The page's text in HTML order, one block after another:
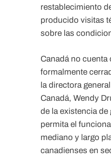
restablecimiento
producido visitas
sobre las
Canadá no
formalmente
la directora
Canadá, Wendy
de la existencia
permita el
mediano y largo
canadienses en